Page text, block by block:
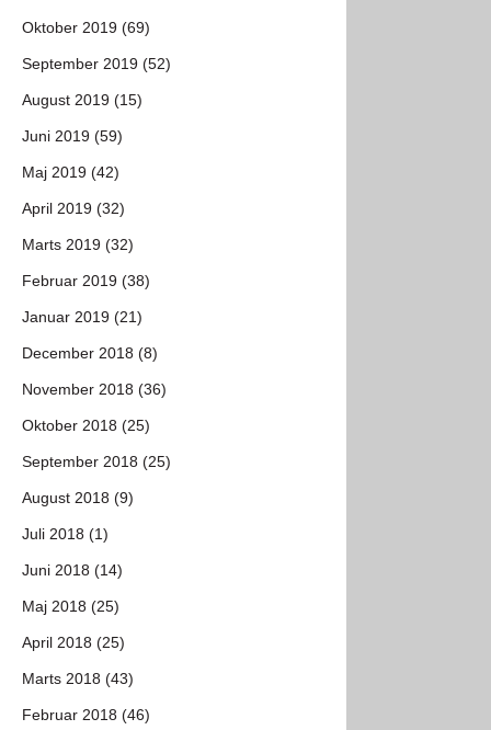
Oktober 2019 (69)
September 2019 (52)
August 2019 (15)
Juni 2019 (59)
Maj 2019 (42)
April 2019 (32)
Marts 2019 (32)
Februar 2019 (38)
Januar 2019 (21)
December 2018 (8)
November 2018 (36)
Oktober 2018 (25)
September 2018 (25)
August 2018 (9)
Juli 2018 (1)
Juni 2018 (14)
Maj 2018 (25)
April 2018 (25)
Marts 2018 (43)
Februar 2018 (46)